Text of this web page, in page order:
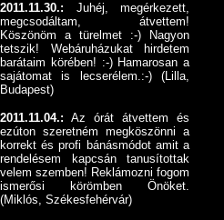
2011.11.30.: Juhéj, megérkezett,
megcsodáltam, átvettem!
Köszönöm a türelmet :-) Nagyon
tetszik! Webáruházukat hirdetem
barátaim körében! :-) Hamarosan a
sajátomat is lecserélem.:-) (Lilla,
Budapest)
2011.11.04.: Az órát átvettem és
ezúton szeretném megköszönni a
korrekt és profi bánásmódot amit a
rendelésem kapcsán tanusítottak
velem szemben! Reklámozni fogom
ismerősi körömben Önöket.
(Miklós, Székesfehérvár)